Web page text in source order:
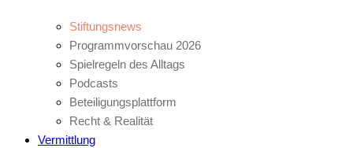
Stiftungsnews
Programmvorschau 2026
Spielregeln des Alltags
Podcasts
Beteiligungsplattform
Recht & Realität
Vermittlung